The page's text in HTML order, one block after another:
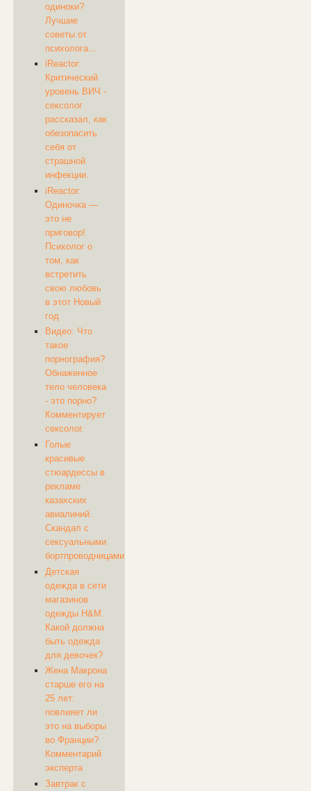
одиноки?
Лучшие
советы от
психолога...
iReactor: ​
Критический
уровень ВИЧ -
сексолог
рассказал, как
обезопасить
себя от
страшной
инфекции.
iReactor: ​​
Одиночка —
это не
приговор!
Психолог о
том, как
встретить
свою любовь
в этот Новый
год
Видео: Что
такое
порнография?
Обнаженное
тело человека
- это порно?
Комментирует
сексолог.
Голые
красивые
стюардессы в
рекламе
казахских
авиалиний.
Скандал с
сексуальными
бортпроводницами
Детская
одежда в сети
магазинов
одежды H&M.
Какой должна
быть одежда
для девочек?
Жена Макрона
старше его на
25 лет:
повлияет ли
это на выборы
во Франции?
Комментарий
эксперта
Завтрак с